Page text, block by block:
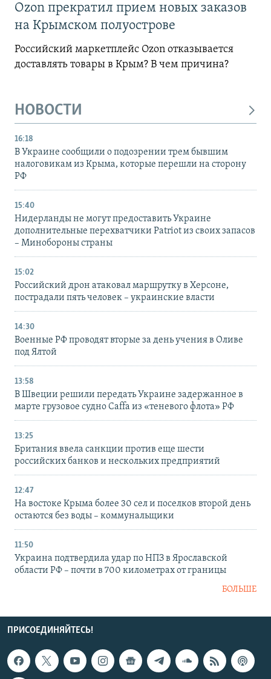
Ozon прекратил прием новых заказов
на Крымском полуострове
Российский маркетплейс Ozon отказывается
доставлять товары в Крым? В чем причина?
НОВОСТИ
16:18
В Украине сообщили о подозрении трем бывшим
налоговикам из Крыма, которые перешли на сторону
РФ
15:40
Нидерланды не могут предоставить Украине
дополнительные перехватчики Patriot из своих запасов
– Минобороны страны
15:02
Российский дрон атаковал маршрутку в Херсоне,
пострадали пять человек – украинские власти
14:30
Военные РФ проводят вторые за день учения в Оливе
под Ялтой
13:58
В Швеции решили передать Украине задержанное в
марте грузовое судно Caffa из «теневого флота» РФ
13:25
Британия ввела санкции против еще шести
российских банков и нескольких предприятий
12:47
На востоке Крыма более 30 сел и поселков второй день
остаются без воды – коммунальщики
11:50
Украина подтвердила удар по НПЗ в Ярославской
области РФ – почти в 700 километрах от границы
БОЛЬШЕ
ПРИСОЕДИНЯЙТЕСЬ!